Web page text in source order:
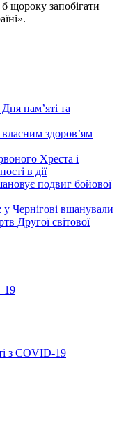
щороку запобігати
пам’яті та
здоров’ям
Хреста і
в дії
подвиг бойової
Чернігові вшанували
Другої світової
19
з COVID-19